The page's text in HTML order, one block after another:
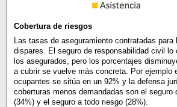
Cobertura de riesgos
Las tasas de aseguramiento contratadas
dispares. El seguro de responsabilidad civil lo
los asegurados, pero los porcentajes
a cubrir se vuelve más concreta. Por ejemplo
ocupantes se sitúa en un 92% y la defensa
coberturas menos demandadas son el seguro
(34%) y el seguro a todo riesgo (28%).